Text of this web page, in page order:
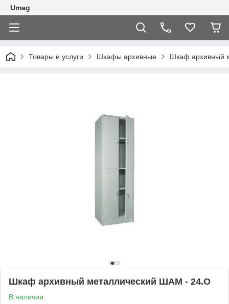
Umag
Товары и услуги Шкафы архивные Шкаф архивный
Шкаф архивный металлический ШАМ - 24.О
В наличии